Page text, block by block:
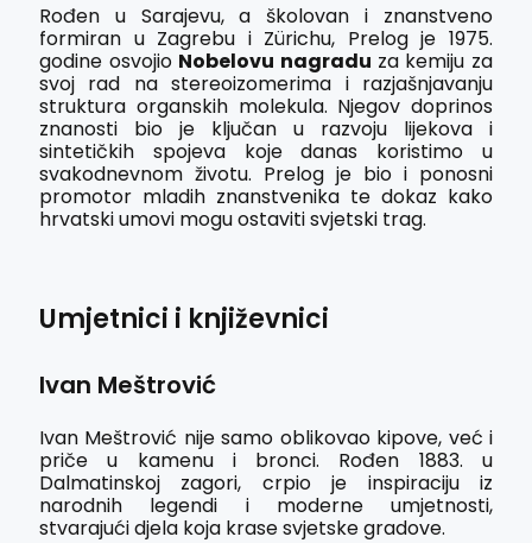
Rođen u Sarajevu, a školovan i znanstveno
formiran u Zagrebu i Zürichu, Prelog je 1975.
godine osvojio Nobelovu nagradu za kemiju za
svoj rad na stereoizomerima i razjašnjavanju
struktura organskih molekula. Njegov doprinos
znanosti bio je ključan u razvoju lijekova i
sintetičkih spojeva koje danas koristimo u
svakodnevnom životu. Prelog je bio i ponosni
promotor mladih znanstvenika te dokaz kako
hrvatski umovi mogu ostaviti svjetski trag.
Umjetnici i književnici
Ivan Meštrović
Ivan Meštrović nije samo oblikovao kipove, već i
priče u kamenu i bronci. Rođen 1883. u
Dalmatinskoj zagori, crpio je inspiraciju iz
narodnih legendi i moderne umjetnosti,
stvarajući djela koja krase svjetske gradove.